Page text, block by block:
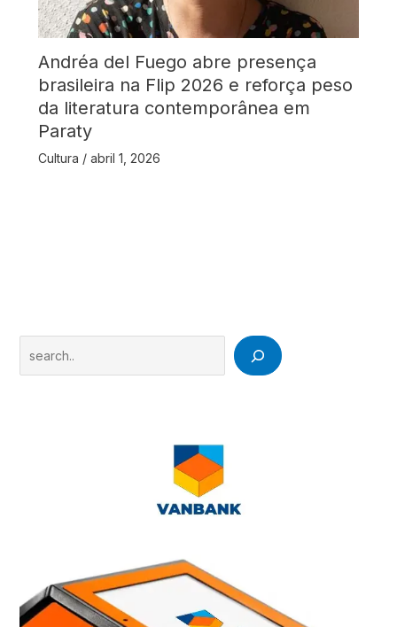
Andréa del Fuego abre presença
brasileira na Flip 2026 e reforça peso
da literatura contemporânea em
Paraty
Cultura / abril 1, 2026